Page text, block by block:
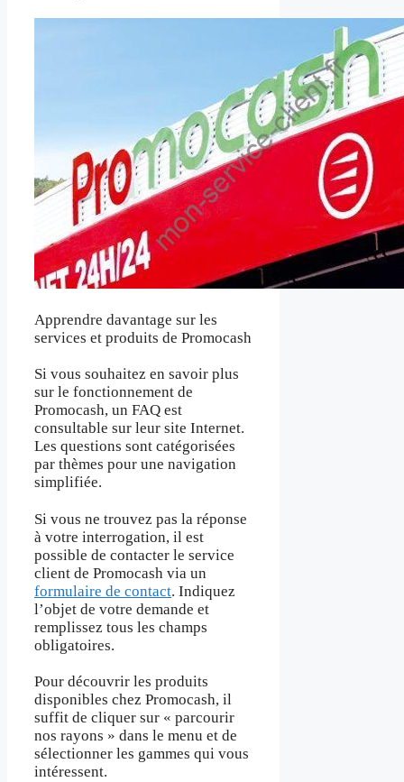
Apprendre davantage sur les
services et produits de Promocash
Si vous souhaitez en savoir plus
sur le fonctionnement de
Promocash, un FAQ est
consultable sur leur site Internet.
Les questions sont catégorisées
par thèmes pour une navigation
simplifiée.
Si vous ne trouvez pas la réponse
à votre interrogation, il est
possible de contacter le service
client de Promocash via un
formulaire de contact. Indiquez
l’objet de votre demande et
remplissez tous les champs
obligatoires.
Pour découvrir les produits
disponibles chez Promocash, il
suffit de cliquer sur « parcourir
nos rayons » dans le menu et de
sélectionner les gammes qui vous
intéressent.